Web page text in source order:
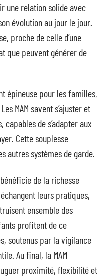
une relation solide avec
évolution au jour le jour.
proche de celle d’une
que peuvent générer de
épineuse pour les familles,
MAM savent s’ajuster et
de s’adapter aux
Cette souplesse
autres systèmes de garde.
de la richesse
leurs pratiques,
ensemble des
profitent de ce
soutenus par la vigilance
Au final, la MAM
proximité, flexibilité et